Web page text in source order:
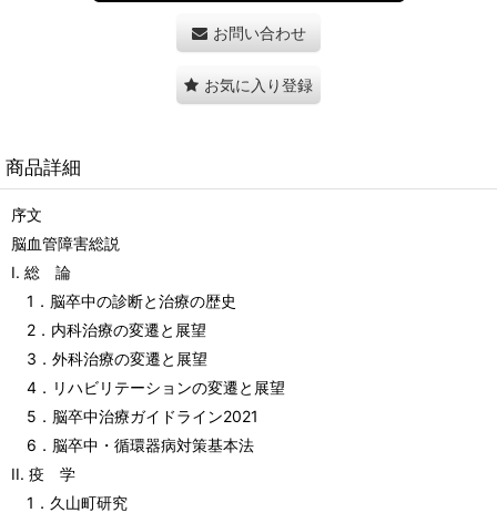
お問い合わせ
お気に入り登録
商品詳細
序文
脳血管障害総説
I. 総 論
1．脳卒中の診断と治療の歴史
2．内科治療の変遷と展望
3．外科治療の変遷と展望
4．リハビリテーションの変遷と展望
5．脳卒中治療ガイドライン2021
6．脳卒中・循環器病対策基本法
II. 疫 学
1．久山町研究